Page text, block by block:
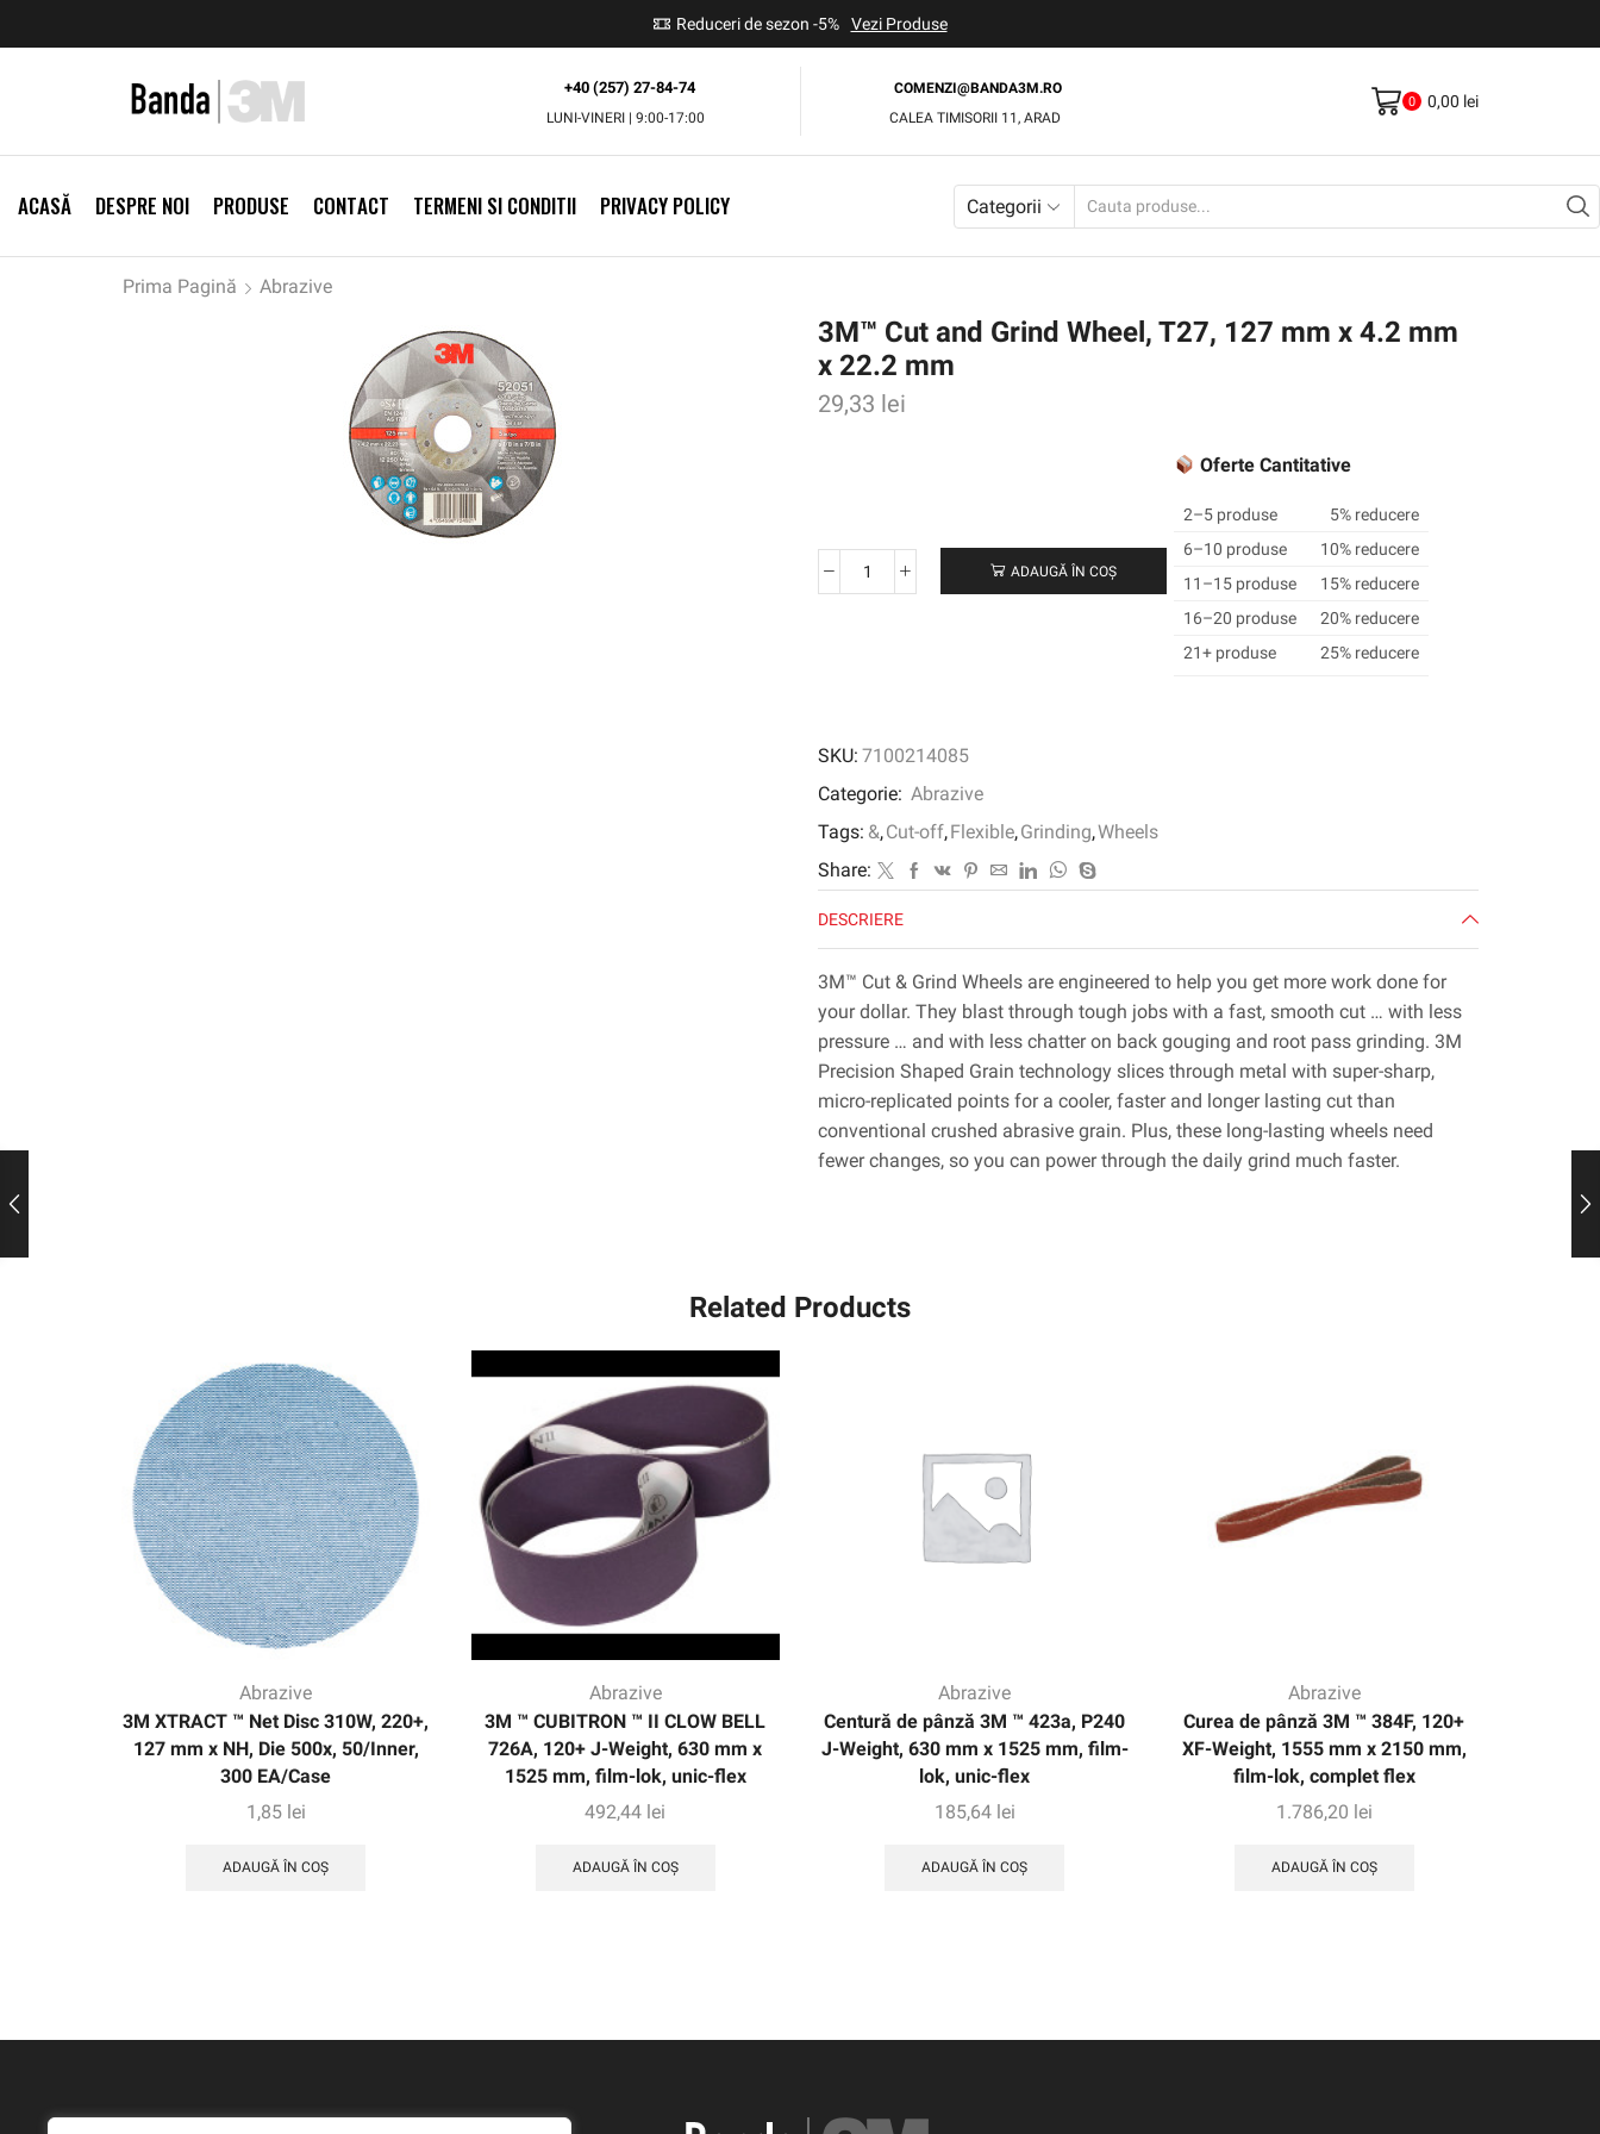
Reduceri de sezon -5% Vezi Produse
+40 (257) 27-84-74
LUNI-VINERI | 9:00-17:00
COMENZI@BANDA3M.RO
CALEA TIMISORII 11, ARAD
0 0,00 lei
ACASĂ DESPRE NOI PRODUSE CONTACT TERMENI SI CONDITII PRIVACY POLICY Categorii
Prima Pagină Abrazive
3M™ Cut and Grind Wheel, T27, 127 mm x 4.2 mm
x 22.2 mm
29,33 lei
Cantitate
127
mm
4.2
mm
x
22.2
mm
ADAUGĂ ÎN COȘ
Oferte Cantitative
2–5 produse
5% reducere
6–10 produse
10% reducere
11–15 produse
15% reducere
16–20 produse
20% reducere
21+ produse
25% reducere
SKU: 7100214085
Categorie: Abrazive
Tags: &,Cut-off,Flexible,Grinding,Wheels
Share:
DESCRIERE
3M™ Cut & Grind Wheels are engineered to help you get more work done for
your dollar. They blast through tough jobs with a fast, smooth cut … with less
pressure … and with less chatter on back gouging and root pass grinding. 3M
Precision Shaped Grain technology slices through metal with super-sharp,
micro-replicated points for a cooler, faster and longer lasting cut than
conventional crushed abrasive grain. Plus, these long-lasting wheels need
fewer changes, so you can power through the daily grind much faster.
Related Products
Abrazive
3M XTRACT ™ Net Disc 310W, 220+,
127 mm x NH, Die 500x, 50/Inner,
300 EA/Case
1,85 lei
ADAUGĂ ÎN COȘ
Abrazive
3M ™ CUBITRON ™ II CLOW BELL
726A, 120+ J-Weight, 630 mm x
1525 mm, film-lok, unic-flex
492,44 lei
ADAUGĂ ÎN COȘ
Abrazive
Centură de pânză 3M ™ 423a, P240
J-Weight, 630 mm x 1525 mm, film-
lok, unic-flex
185,64 lei
ADAUGĂ ÎN COȘ
Abrazive
Curea de pânză 3M ™ 384F, 120+
XF-Weight, 1555 mm x 2150 mm,
film-lok, complet flex
1.786,20 lei
ADAUGĂ ÎN COȘ